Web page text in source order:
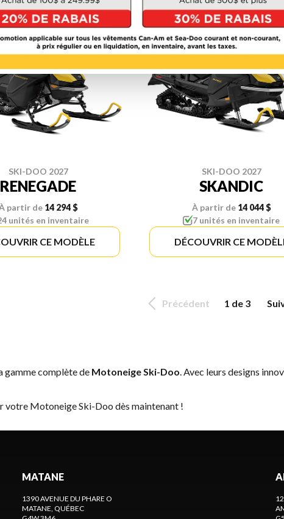
SKI-DOO 2027
RENEGADE
partir de 14 294 $
unités en inventaire
CE MODÈLE
SKI-DOO 2027
SKANDIC
À partir de 14 044 $
7 unités en inventaire
DÉCOUVRIR CE
Précédent 1 de 3
gamme complète de Motoneige Ski-Doo . Avec leurs designs
votre Motoneige Ski-Doo dès maintenant !
MATANE
1390 AVENUE DU PHARE O
MATANE , QUÉBEC